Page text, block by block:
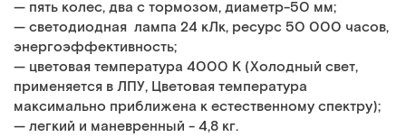
— пять колес, два с тормозом, диаметр-50 мм;
— светодиодная лампа 24 кЛк, ресурс 50 000 часов,
энергоэффективность;
— цветовая температура 4000 К (Холодный свет,
применяется в ЛПУ, Цветовая температура
максимально приближена к естественному спектру);
— легкий и маневренный - 4,8 кг.